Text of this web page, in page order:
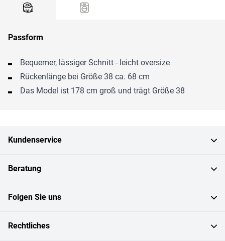
Passform
Bequemer, lässiger Schnitt - leicht oversize
Rückenlänge bei Größe 38 ca. 68 cm
Das Model ist 178 cm groß und trägt Größe 38
Kundenservice
Beratung
Folgen Sie uns
Rechtliches